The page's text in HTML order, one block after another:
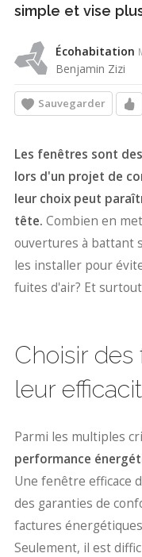
simple et vise
Écohabitation
Benjamin Zizi
Sauvegarder
Les fenêtres sont
lors d'un projet de
leur choix peut
tête. Combien en
ouvertures à battant
les installer pour
fuites d'air? Et
Choisir des
leur
Parmi les multiples
performance
Une fenêtre efficace
des garanties de
factures
Seulement, il est